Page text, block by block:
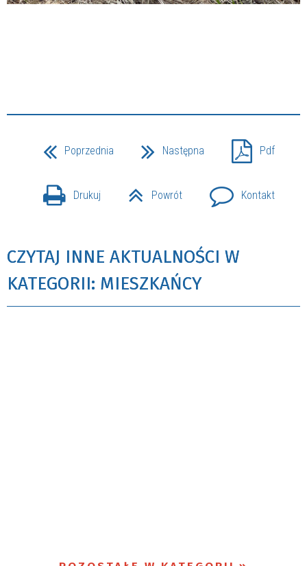
Poprzednia Następna Pdf
Drukuj Powrót Kontakt
CZYTAJ INNE AKTUALNOŚCI W
KATEGORII: MIESZKAŃCY